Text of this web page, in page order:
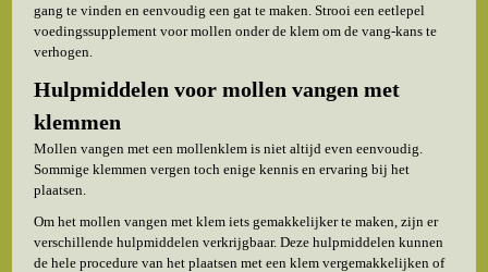
gang te vinden en eenvoudig een gat te maken. Strooi een eetlepel
voedingssupplement voor mollen onder de klem om de vang-kans te
verhogen.
Hulpmiddelen voor mollen vangen met
klemmen
Mollen vangen met een mollenklem is niet altijd even eenvoudig.
Sommige klemmen vergen toch enige kennis en ervaring bij het
plaatsen.
Om het mollen vangen met klem iets gemakkelijker te maken, zijn er
verschillende hulpmiddelen verkrijgbaar. Deze hulpmiddelen kunnen
de hele procedure van het plaatsen met een klem vergemakkelijken of